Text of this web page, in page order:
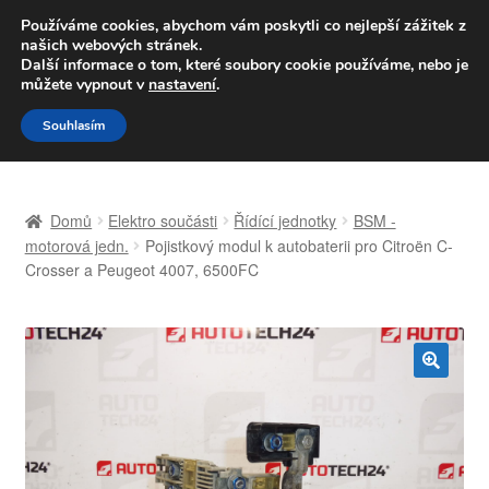
DOPRAVA od 139,-Kč
Volejte po-pá 9-16 704 494 494
Přeskočit
na
navigaci
Přejít
k
obsahu
Celosvětová doprava
Můj účet
Domů Elektro součásti Řídící jednotky
BSM -
motorová jedn.
Pojistkový modul k autobaterii pro Citroën C-
Crosser a Peugeot 4007, 6500FC
Používáme cookies, abychom vám poskytli co nejlepší zážitek z
našich webových stránek.
Další informace o tom, které soubory cookie používáme, nebo je
můžete vypnout v nastavení.
Souhlasím